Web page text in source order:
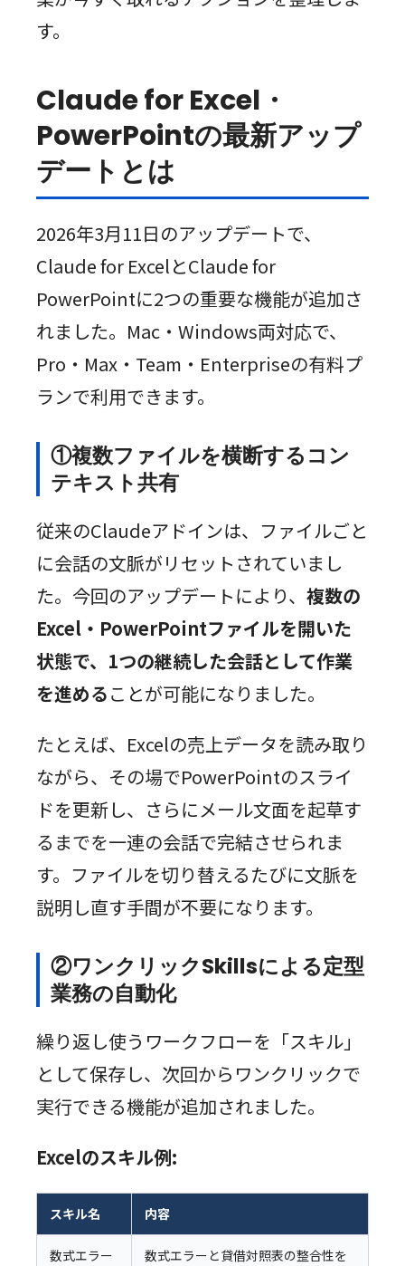
す。
Claude for Excel・
PowerPointの最新アップ
デートとは
2026年3月11日のアップデートで、
Claude for ExcelとClaude for
PowerPointに2つの重要な機能が追加さ
れました。Mac・Windows両対応で、
Pro・Max・Team・Enterpriseの有料プ
ランで利用できます。
①複数ファイルを横断するコン
テキスト共有
従来のClaudeアドインは、ファイルごと
に会話の文脈がリセットされていまし
た。今回のアップデートにより、 複数の
Excel・PowerPointファイルを開いた
状態で、1つの継続した会話として作業
を進めることが可能になりました。
たとえば、Excelの売上データを読み取り
ながら、その場でPowerPointのスライ
ドを更新し、さらにメール文面を起草す
るまでを一連の会話で完結させられま
す。ファイルを切り替えるたびに文脈を
説明し直す手間が不要になります。
②ワンクリックSkillsによる定型
業務の自動化
繰り返し使うワークフローを「スキル」
として保存し、次回からワンクリックで
実行できる機能が追加されました。
Excelのスキル例:
スキル名 内容
数式エラー
数式エラーと貸借対照表の整合性を